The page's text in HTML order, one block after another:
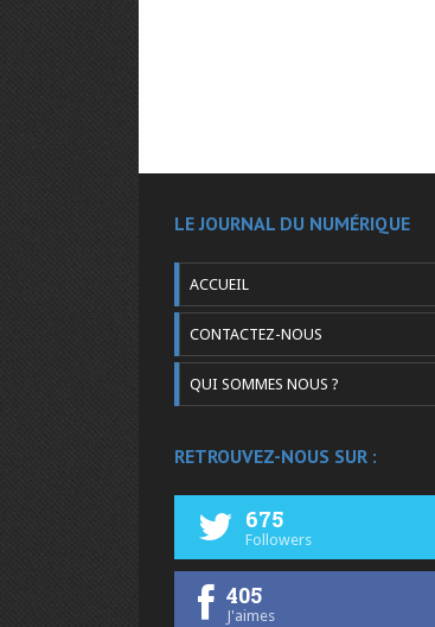
LE JOURNAL DU NUMÉRIQUE
ACCUEIL
CONTACTEZ-NOUS
QUI SOMMES NOUS ?
RETROUVEZ-NOUS SUR :
675
Followers
405
J'aimes